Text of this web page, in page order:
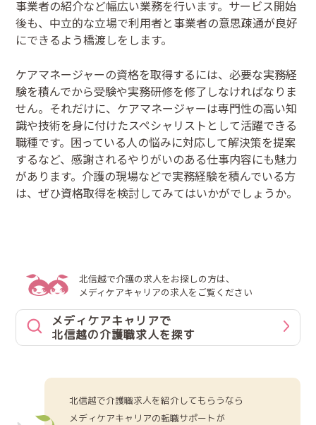
事業者の紹介など幅広い業務を行います。サービス開始
後も、中立的な立場で利用者と事業者の意思疎通が良好
にできるよう橋渡しをします。
ケアマネージャーの資格を取得するには、必要な実務経
験を積んでから受験や実務研修を修了しなければなりま
せん。それだけに、ケアマネージャーは専門性の高い知
識や技術を身に付けたスペシャリストとして活躍できる
職種です。困っている人の悩みに対応して解決策を提案
するなど、感謝されるやりがいのある仕事内容にも魅力
があります。介護の現場などで実務経験を積んでいる方
は、ぜひ資格取得を検討してみてはいかがでしょうか。
北信越で介護の求人をお探しの方は、
メディケアキャリアの求人をご覧ください
メディケアキャリアで
北信越の介護職求人を探す
北信越で介護職求人を紹介してもらうなら
メディケアキャリアの転職サポートが